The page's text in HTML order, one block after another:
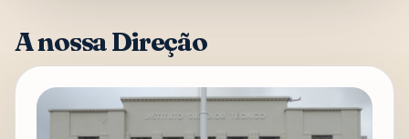
A nossa Direção